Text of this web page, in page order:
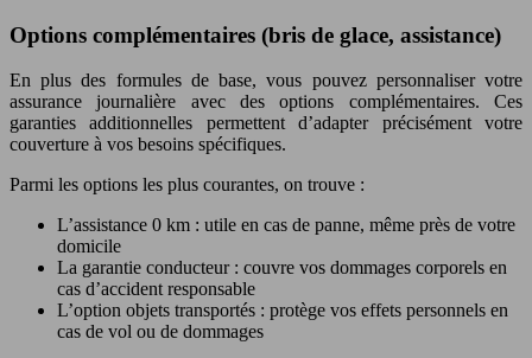
Options complémentaires (bris de glace, assistance)
En plus des formules de base, vous pouvez personnaliser votre
assurance journalière avec des options complémentaires. Ces
garanties additionnelles permettent d’adapter précisément votre
couverture à vos besoins spécifiques.
Parmi les options les plus courantes, on trouve :
L’assistance 0 km : utile en cas de panne, même près de votre
domicile
La garantie conducteur : couvre vos dommages corporels en
cas d’accident responsable
L’option objets transportés : protège vos effets personnels en
cas de vol ou de dommages